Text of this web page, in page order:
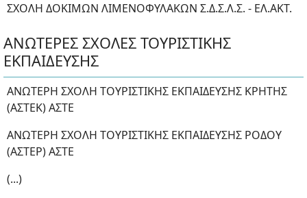
ΣΧΟΛΗ ΔΟΚΙΜΩΝ ΛΙΜΕΝΟΦΥΛΑΚΩΝ Σ.Δ.Σ.Λ.Σ. - ΕΛ.ΑΚΤ.
ΑΝΩΤΕΡΕΣ ΣΧΟΛΕΣ ΤΟΥΡΙΣΤΙΚΗΣ
ΕΚΠΑΙΔΕΥΣΗΣ
ΑΝΩΤΕΡΗ ΣΧΟΛΗ ΤΟΥΡΙΣΤΙΚΗΣ ΕΚΠΑΙΔΕΥΣΗΣ ΚΡΗΤΗΣ
(ΑΣΤΕΚ) ΑΣΤΕ
ΑΝΩΤΕΡΗ ΣΧΟΛΗ ΤΟΥΡΙΣΤΙΚΗΣ ΕΚΠΑΙΔΕΥΣΗΣ ΡΟΔΟΥ
(ΑΣΤΕΡ) ΑΣΤΕ
(...)